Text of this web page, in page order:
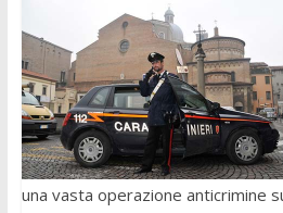
una vasta operazione anticrimine